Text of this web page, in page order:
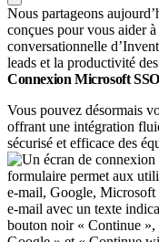
Nous partageons
conçues pour vous aider
conversationnelle
leads et la productivité
Connexion Microsoft
Vous pouvez désormais
offrant une intégration
sécurisé et efficace des